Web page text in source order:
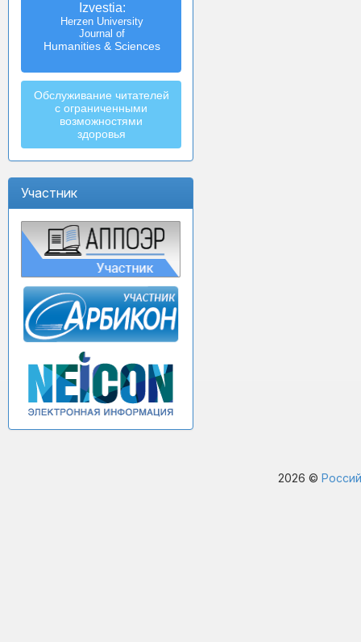
Izvestia:
Herzen University
Journal of
Humanities & Sciences
Обслуживание читателей
с ограниченными
возможностями
здоровья
Участник
2026 ©